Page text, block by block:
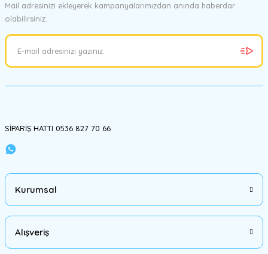
Bu ürüne benzer farklı alternatifler olmalı.
Mail adresinizi ekleyerek kampanyalarımızdan anında haberdar
olabilirsiniz.
SİPARİŞ HATTI 0536 827 70 66
Kurumsal
Alışveriş